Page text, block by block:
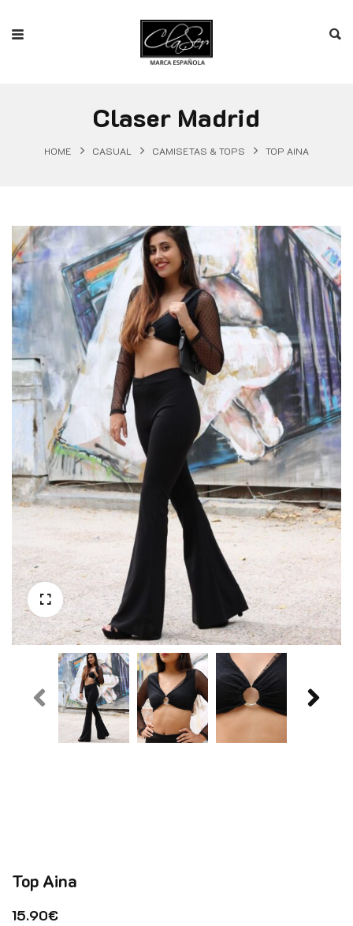
Claser Madrid
HOME CASUAL CAMISETAS & TOPS TOP AINA
Top Aina
15.90€